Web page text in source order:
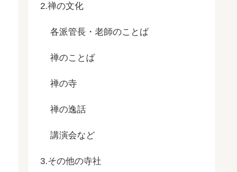
2.禅の文化
各派管長・老師のことば
禅のことば
禅の寺
禅の逸話
講演会など
3.その他の寺社